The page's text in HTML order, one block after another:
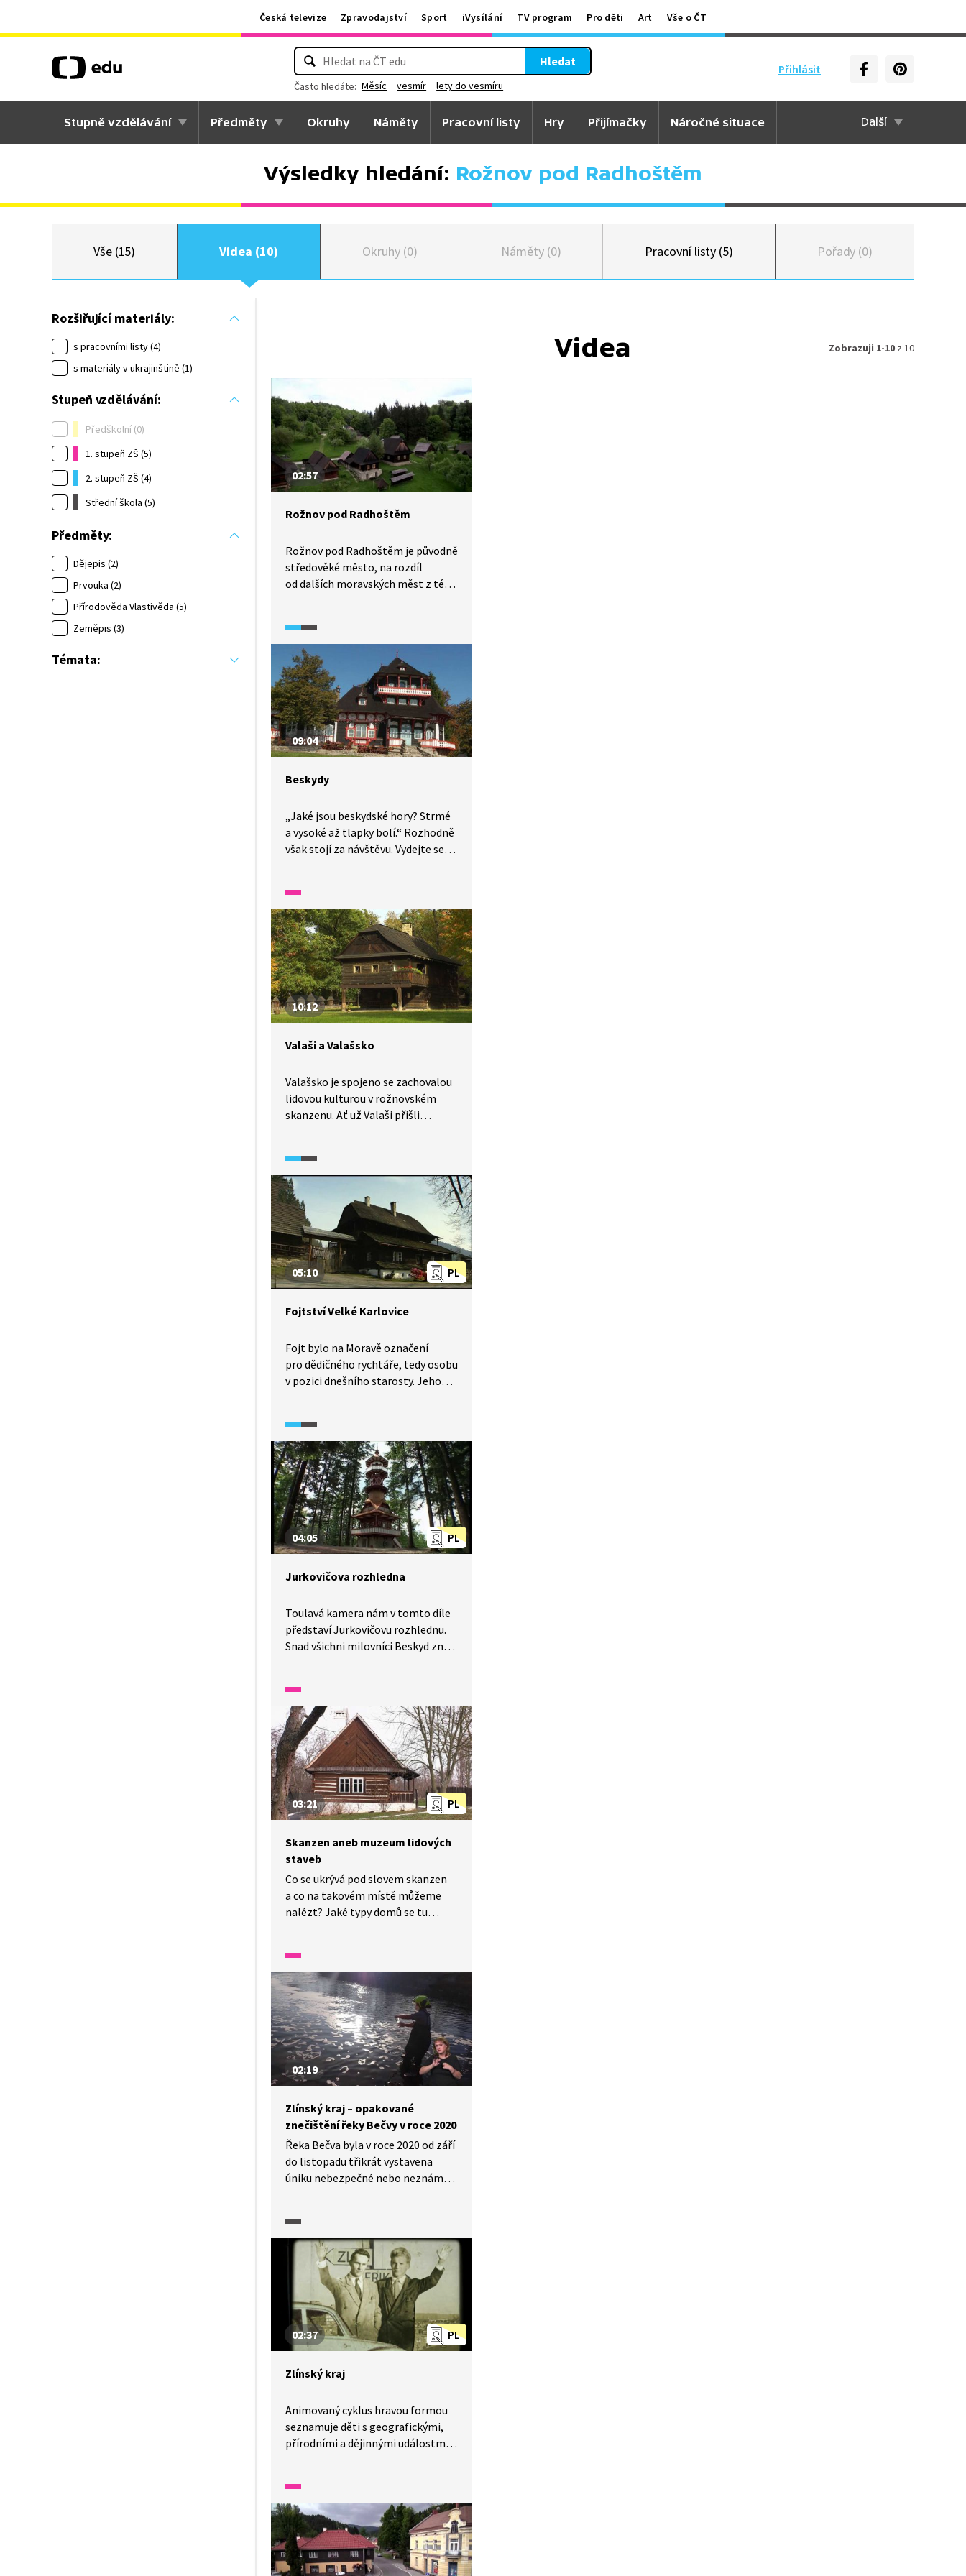
Česká televize Zpravodajství Sport iVysílání TV program Pro děti Art Vše o ČT
Přihlásit
Hledat
Často hledáte: Měsíc vesmír lety do vesmíru
Stupně vzdělávání Předměty Okruhy Náměty Pracovní listy Hry Přijímačky Náročné situace Další
Výsledky hledání: Rožnov pod Radhoštěm
Vše (15) Videa (10) Okruhy (0) Náměty (0) Pracovní listy (5) Pořady (0)
Rozšiřující materiály:
s pracovními listy (4)
s materiály v ukrajinštině (1)
Stupeň vzdělávání:
Předškolní (0)
1. stupeň ZŠ (5)
2. stupeň ZŠ (4)
Střední škola (5)
Předměty:
Dějepis (2)
Prvouka (2)
Přírodověda Vlastivěda (5)
Zeměpis (3)
Témata:
Videa Zobrazuji 1-10 z 10
02:57
Rožnov pod Radhoštěm
Rožnov pod Radhoštěm je původně
středověké město, na rozdíl
od dalších moravských měst z téže
proslavily ovčí produkty. Dnes tu
najdeme Valašské muzeum
v přírodě, druhé nejstarší ve střední
Evropě.
09:04
Beskydy
„Jaké jsou beskydské hory? Strmé
a vysoké až tlapky bolí.“ Rozhodně
však stojí za návštěvu. Vydejte se
Radhošť, cestou na Pustevny se
trochu lekli sochy pohanského
boha Radegasta, ale pohled
na krásné barevné chalupy stál
za to. Chtěli se usadit v Rožnově
pod Radhoštěm, ale zjistili, že
ve skanzenu se bydlet nedá. Tak si
ho alespoň pořádně prohlédli. A vy
10:12
Valaši a Valašsko
Valašsko je spojeno se zachovalou
lidovou kulturou v rožnovském
skanzenu. Ať už Valaši přišli
v horách zvaný salašnictví.
V oblastech, které se do té doby
nijak hospodářsky nevyužívaly,
začali pást speciální druh ovcí
a koz, které podmínky vydržely
a dávaly hodně mléka. Pojem salaš
a bača známe nejen z Moravy, ale
také ze sousedního Slovenska.
PL
05:10
Fojtství Velké Karlovice
Fojt bylo na Moravě označení
pro dědičného rychtáře, tedy osobu
v pozici dnešního starosty. Jeho
soudnictví ve městě či vesnici nebo
zastupování obce. Mimořádná
budova fojtství ve Velkých
Karlovicích je z konce 18. století
a její kopii najdeme v rožnovském
skanzenu. V čem je unikátní?
Podívejte se stručnou historii
fojtství.
PL
04:05
Jurkovičova rozhledna
Toulavá kamera nám v tomto díle
představí Jurkovičovu rozhlednu.
Snad všichni milovníci Beskyd znají
Dušan Jurkovič. Maměnka i Libušín
jsou legendami nejen
na Pustevnách. Od rozhledny se
vydáme po naučné stezce do okolní
krásné přírody.
PL
03:21
Skanzen aneb muzeum lidových
staveb
Co se ukrývá pod slovem skanzen
a co na takovém místě můžeme
nalézt? Jaké typy domů se tu
s námi do muzea lidové
architektury pod širým nebem.
02:19
Zlínský kraj – opakované
znečištění řeky Bečvy v roce 2020
Řeka Bečva byla v roce 2020 od září
do listopadu třikrát vystavena
úniku nebezpečné nebo neznámé
PL
02:37
Zlínský kraj
Animovaný cyklus hravou formou
seznamuje děti s geografickými,
přírodními a dějinnými událostmi